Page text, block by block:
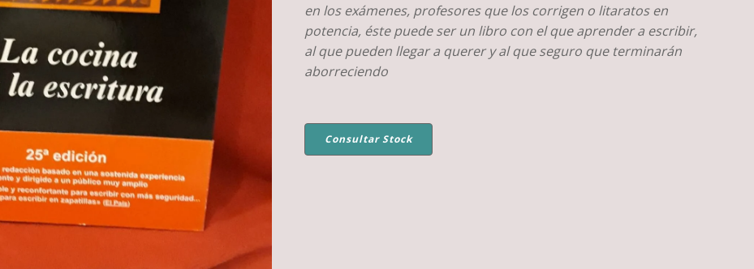
en los exámenes, profesores que los corrigen o litaratos en
potencia, éste puede ser un libro con el que aprender a escribir,
al que pueden llegar a querer y al que seguro que terminarán
aborreciendo
Consultar Stock